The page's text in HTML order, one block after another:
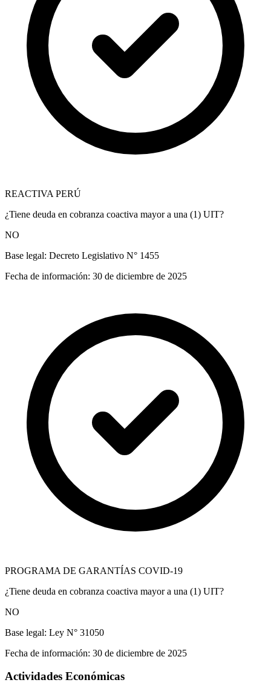
REACTIVA PERÚ
¿Tiene deuda en cobranza coactiva mayor a una (1) UIT?
NO
Base legal: Decreto Legislativo N° 1455
Fecha de información: 30 de diciembre de 2025
PROGRAMA DE GARANTÍAS COVID-19
¿Tiene deuda en cobranza coactiva mayor a una (1) UIT?
NO
Base legal: Ley N° 31050
Fecha de información: 30 de diciembre de 2025
Actividades Económicas